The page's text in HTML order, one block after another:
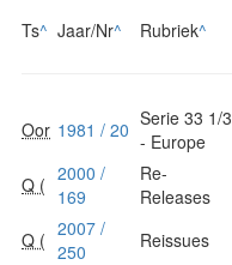
Ts^ Jaar/Nr^ Rubriek^
Oor 1981 / 20 Serie 33 1/3
- Europe
Q ( 2000 /
169
Re-
Releases
Q ( 2007 /
250
Reissues